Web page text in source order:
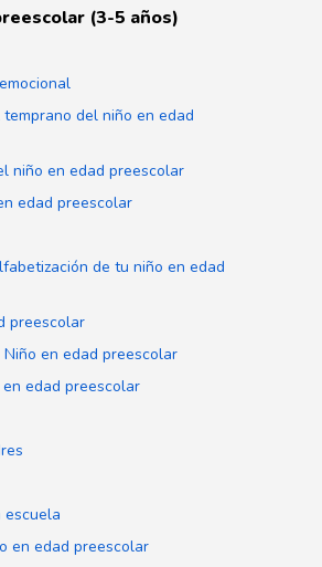
(3-5 años)
del niño en edad
niño en edad preescolar
edad preescolar
de tu niño en edad
preescolar
en edad preescolar
edad preescolar
escuela
en edad preescolar